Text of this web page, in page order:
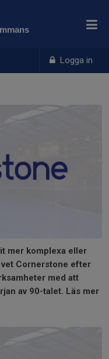
Logga in
mer komplexa eller
Cornerstone efter
med att
av 90-talet. Läs mer